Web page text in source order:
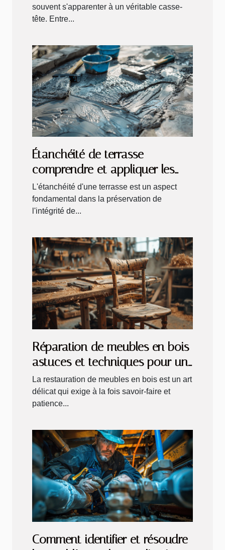
souvent s'apparenter à un véritable casse-
tête. Entre...
Étanchéité de terrasse
comprendre et appliquer les
meilleures solutions pour votre
maison
L'étanchéité d'une terrasse est un aspect
fondamental dans la préservation de
l'intégrité de...
Réparation de meubles en bois
astuces et techniques pour un
résultat durable
La restauration de meubles en bois est un art
délicat qui exige à la fois savoir-faire et
patience...
Comment identifier et résoudre